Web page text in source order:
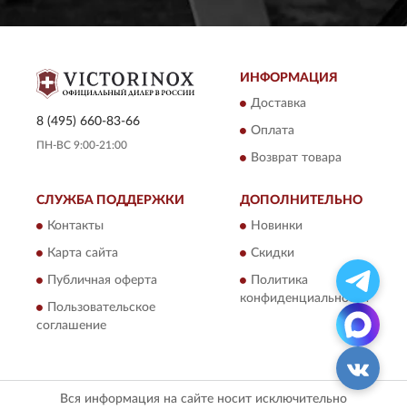
8 (495) 660-83-66
ПН-ВС 9:00-21:00
ИНФОРМАЦИЯ
Доставка
Оплата
Возврат товара
СЛУЖБА ПОДДЕРЖКИ
Контакты
Карта сайта
Публичная оферта
Пользовательское
соглашение
ДОПОЛНИТЕЛЬНО
Новинки
Скидки
Политика
конфиденциальности
Вся информация на сайте носит исключительно